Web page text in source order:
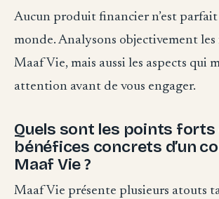
Aucun produit financier n’est
monde. Analysons objectivement les
Maaf Vie, mais aussi les aspects qui
attention avant de vous engager.
Quels sont les points forts
bénéfices concrets d’un
Maaf Vie ?
Maaf Vie présente plusieurs atouts